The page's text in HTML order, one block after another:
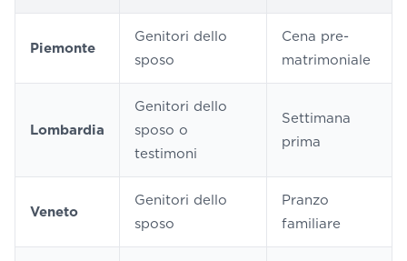
Piemonte
Genitori dello
sposo
Cena pre-
matrimoniale
Lombardia
Genitori dello
sposo o
testimoni
Settimana
prima
Veneto
Genitori dello
sposo
Pranzo
familiare